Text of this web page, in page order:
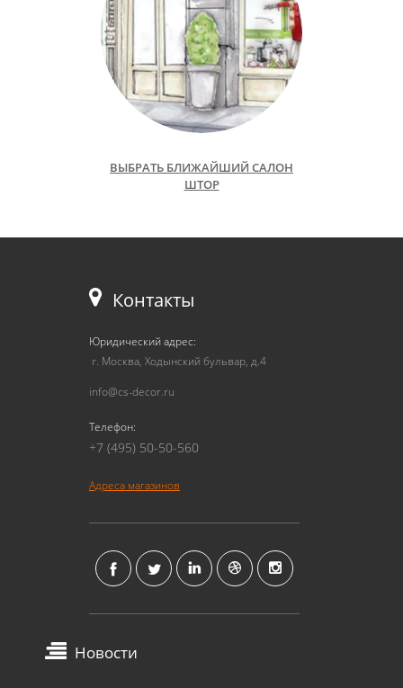
ВЫБРАТЬ БЛИЖАЙШИЙ САЛОН
ШТОР
Контакты
Юридический адрес:
г. Москва, Ходынский бульвар, д.4
info@cs-decor.ru
Телефон:
+7 (495) 50-50-560
Адреса магазинов
Новости